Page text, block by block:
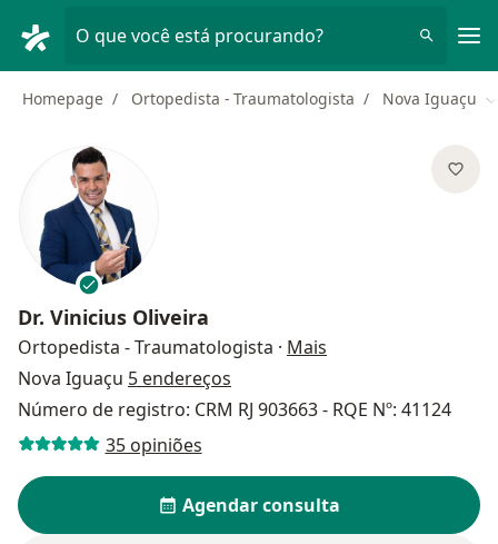
O que você está procurando?
Homepage Ortopedista - Traumatologista Nova Iguaçu
Dr. Vinicius Oliveira
Ortopedista - Traumatologista · Mais
Nova Iguaçu 5 endereços
Número de registro: CRM RJ 903663 - RQE Nº: 41124
35 opiniões
Agendar consulta